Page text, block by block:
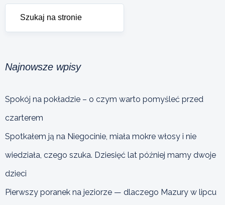
Najnowsze wpisy
Spokój na pokładzie – o czym warto pomyśleć przed
czarterem
Spotkałem ją na Niegocinie, miała mokre włosy i nie
wiedziała, czego szuka. Dziesięć lat później mamy dwoje
dzieci
Pierwszy poranek na jeziorze — dlaczego Mazury w lipcu